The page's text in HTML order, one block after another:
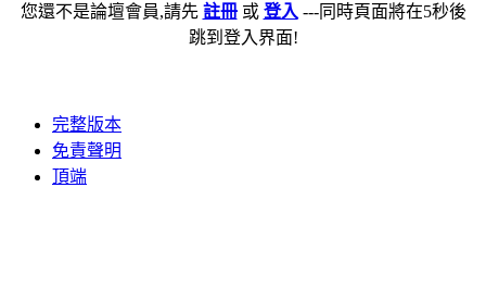
您還不是論壇會員,請先 註冊或 登入 ---同時頁面將在5秒後
跳到登入界面!
完整版本
免責聲明
頂端